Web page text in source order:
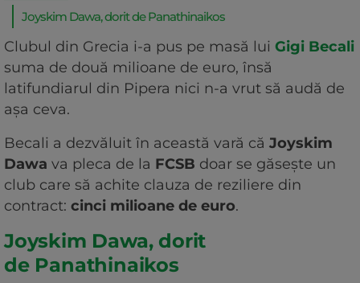
Joyskim Dawa, dorit de Panathinaikos
Clubul din Grecia i-a pus pe masă lui Gigi Becali
suma de două milioane de euro, însă
latifundiarul din Pipera nici n-a vrut să audă de
așa ceva.
Becali a dezvăluit în această vară că Joyskim
Dawa va pleca de la FCSB doar se găsește un
club care să achite clauza de reziliere din
contract: cinci milioane de euro.
Joyskim Dawa, dorit
de Panathinaikos